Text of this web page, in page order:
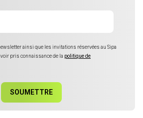
ainsi que les invitations réservées au Sipa
pris connaissance de la politique de